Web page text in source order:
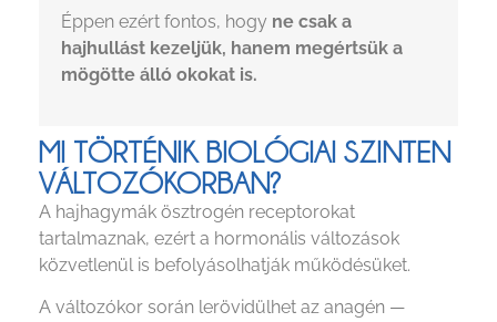
Éppen ezért fontos, hogy ne csak a
hajhullást kezeljük, hanem megértsük a
mögötte álló okokat is.
MI TÖRTÉNIK BIOLÓGIAI SZINTEN
VÁLTOZÓKORBAN?
A hajhagymák ösztrogén receptorokat
tartalmaznak, ezért a hormonális változások
közvetlenül is befolyásolhatják működésüket.
A változókor során lerövidülhet az anagén —